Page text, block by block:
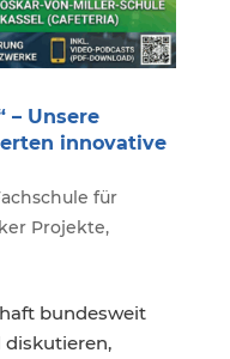
– Unsere
innovative
für
Projekte,
bundesweit